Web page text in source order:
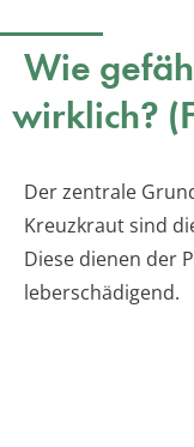
Wie
wirklich?
Der zentrale
Kreuzkraut sind
Diese dienen der
leberschädigend.